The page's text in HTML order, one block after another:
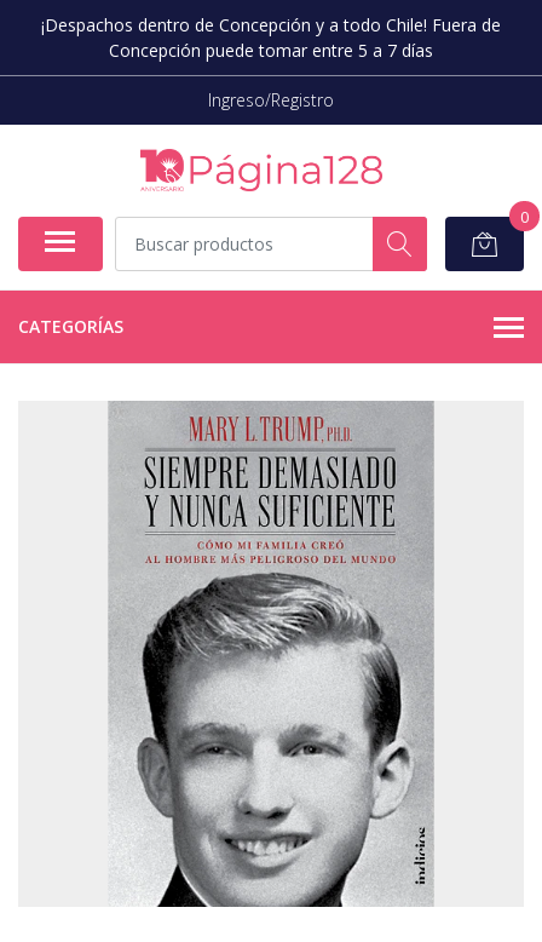
¡Despachos dentro de Concepción y a todo Chile! Fuera de
Concepción puede tomar entre 5 a 7 días
Ingreso/Registro
0
CATEGORÍAS